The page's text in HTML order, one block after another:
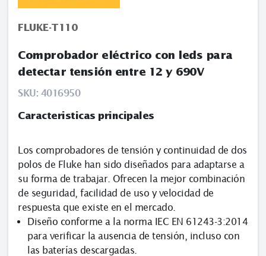
FLUKE-T110
Comprobador eléctrico con leds para
detectar tensión entre 12 y 690V
SKU: 4016950
Caracteristicas principales
Los comprobadores de tensión y continuidad de dos
polos de Fluke han sido diseñados para adaptarse a
su forma de trabajar. Ofrecen la mejor combinación
de seguridad, facilidad de uso y velocidad de
respuesta que existe en el mercado.
Diseño conforme a la norma IEC EN 61243-3:2014
para verificar la ausencia de tensión, incluso con
las baterías descargadas.